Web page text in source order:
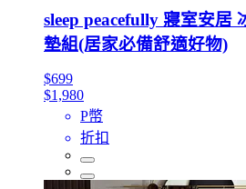
sleep peacefully 寢室安居
墊組(居家必備舒適好物)
$699
$1,980
P幣
折扣